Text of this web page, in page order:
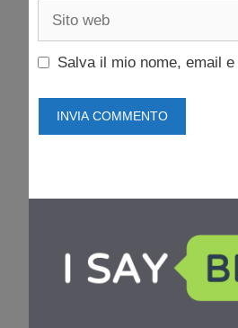
Sito
Salva il mio nome, email